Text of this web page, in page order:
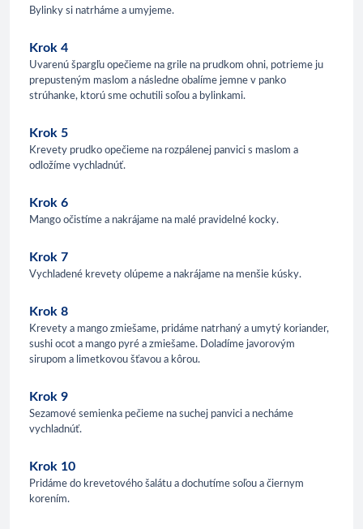
Bylinky si natrháme a umyjeme.
Krok 4
Uvarenú špargľu opečieme na grile na prudkom ohni, potrieme ju
prepusteným maslom a následne obalíme jemne v panko
strúhanke, ktorú sme ochutili soľou a bylinkami.
Krok 5
Krevety prudko opečieme na rozpálenej panvici s maslom a
odložíme vychladnúť.
Krok 6
Mango očistíme a nakrájame na malé pravidelné kocky.
Krok 7
Vychladené krevety olúpeme a nakrájame na menšie kúsky.
Krok 8
Krevety a mango zmiešame, pridáme natrhaný a umytý koriander,
sushi ocot a mango pyré a zmiešame. Doladíme javorovým
sirupom a limetkovou šťavou a kôrou.
Krok 9
Sezamové semienka pečieme na suchej panvici a necháme
vychladnúť.
Krok 10
Pridáme do krevetového šalátu a dochutíme soľou a čiernym
korením.